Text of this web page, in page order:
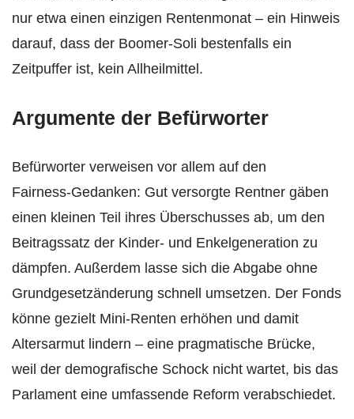
nur etwa einen einzigen Rentenmonat – ein Hinweis
darauf, dass der Boomer‑Soli bestenfalls ein
Zeitpuffer ist, kein Allheilmittel.
Argumente der Befürworter
Befürworter verweisen vor allem auf den
Fairness‑Gedanken: Gut versorgte Rentner gäben
einen kleinen Teil ihres Überschusses ab, um den
Beitragssatz der Kinder‑ und Enkelgeneration zu
dämpfen. Außerdem lasse sich die Abgabe ohne
Grundgesetzänderung schnell umsetzen. Der Fonds
könne gezielt Mini‑Renten erhöhen und damit
Altersarmut lindern – eine pragmatische Brücke,
weil der demografische Schock nicht wartet, bis das
Parlament eine umfassende Reform verabschiedet.